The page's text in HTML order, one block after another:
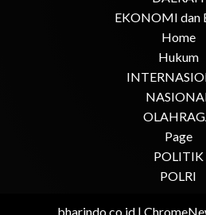
EKONOMI dan
Home
Hukum
Page
POLITIK
POLRI
bharindo.co.id |